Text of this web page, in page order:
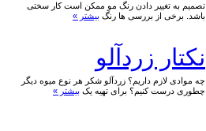
تصمیم به تغییر دادن رنگ مو ممکن است کار سختی
باشد. برخی از بررسی ها رنگ بیشتر »
نکتار زردآلو
چه موادی لازم داریم؟ زردآلو شکر هر نوع میوه دیگر
چطوری درست کنیم؟ برای تهیه یک بیشتر »